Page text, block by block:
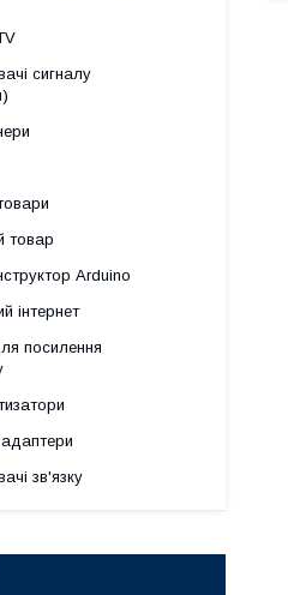
сигналу
товар
Arduino
інтернет
посилення
зв'язку